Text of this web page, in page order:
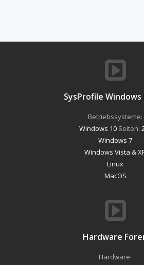
SysProfile Windows
Betriebssysteme:
Windows 10Seiten: 2
Windows 7
Windows Vista &
Linux
MacOS
Hardware
Hardware: